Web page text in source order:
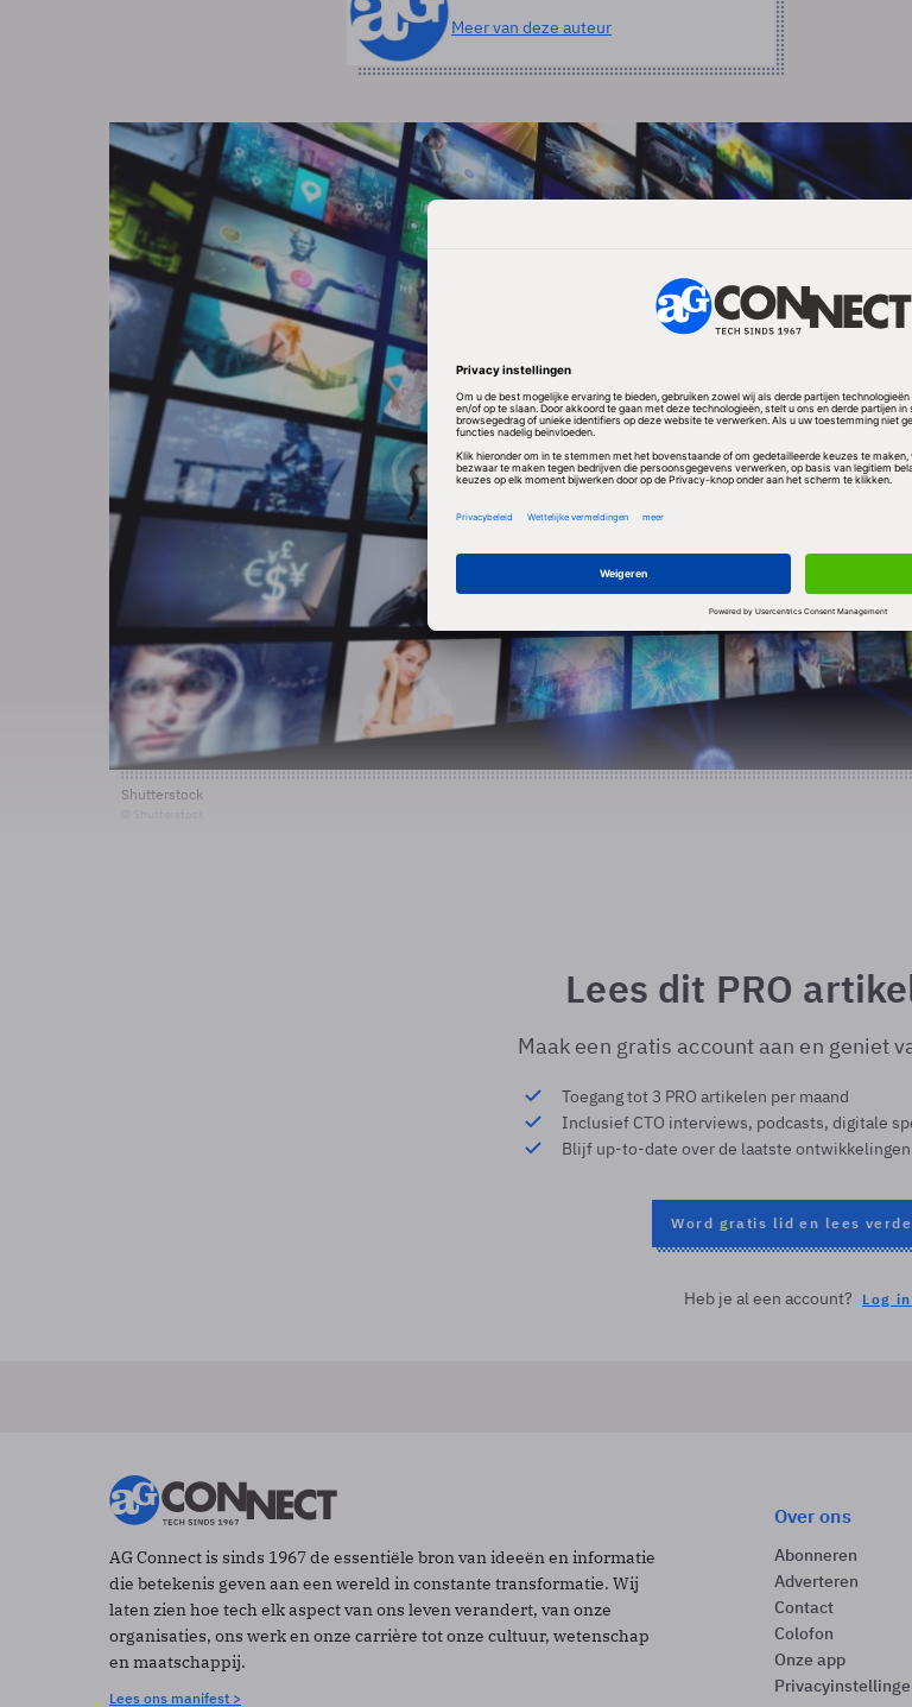
Meer van deze auteur
Shutterstock
Lees dit PRO
Maak een gratis account aan en geniet
Toegang tot 3 PRO artikelen per maand
Inclusief CTO interviews, podcasts, digitale
Blijf up-to-date over de laatste
Word gratis lid en lees
Heb je al een account? Log in
AG Connect is sinds 1967 de essentiële bron van ideeën en informatie
die betekenis geven aan een wereld in constante transformatie. Wij
laten zien hoe tech elk aspect van ons leven verandert, van onze
organisaties, ons werk en onze carrière tot onze cultuur, wetenschap
en maatschappij.
Lees ons manifest >
Over ons
Abonneren
Adverteren
Contact
Colofon
Onze app